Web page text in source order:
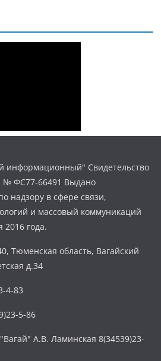
информационный" Свидетельство
ФС77-66491 Выдано
надзору в сфере связи,
и массовый коммуникаций
2016 года.
Тюменская область, Вагайский
д.34
4-83
5-86
А.В. Ламинская 8(34539)23-